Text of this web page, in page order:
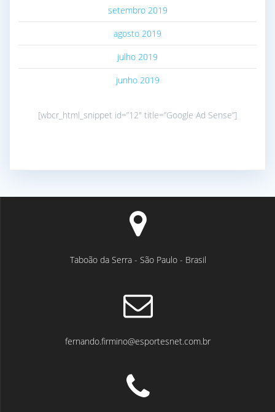
setembro 2019
agosto 2019
julho 2019
junho 2019
[wbcr_html_snippet id=”12″ title=”Google Ad Sense”]
Taboão da Serra - São Paulo - Brasil
fernando.firmino@esportesnet.com.br